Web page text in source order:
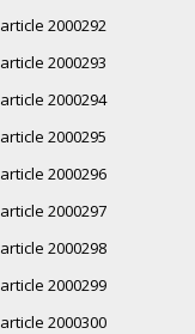
article 2000292
article 2000293
article 2000294
article 2000295
article 2000296
article 2000297
article 2000298
article 2000299
article 2000300